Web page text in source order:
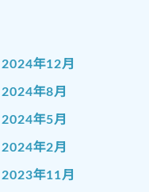
2024年12月
2024年8月
2024年5月
2024年2月
2023年11月